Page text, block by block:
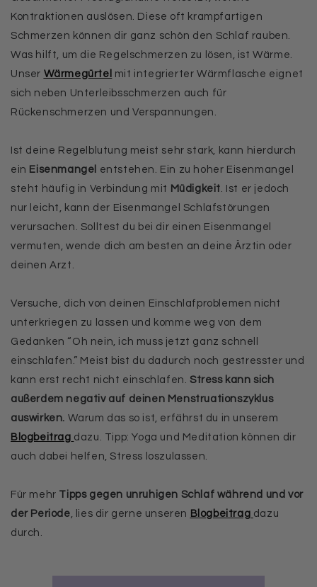
Kontraktionen auslösen. Diese oft krampfartigen
Schmerzen können dir ganz schön den Schlaf rauben.
Was hilft, um die Regelschmerzen zu lösen, ist Wärme.
Unser Wärmegürtel mit integrierter Wärmflasche eignet
sich neben Unterleibsschmerzen auch für
Rückenschmerzen und Verspannungen.
Ist deine Regelblutung meist sehr stark, kann hierdurch
ein Eisenmangel entstehen. Ein zu hoher Eisenmangel
steht häufig in Verbindung mit Müdigkeit. Ist er jedoch
nur leicht, kann der Eisenmangel Schlafstörungen
verursachen. Solltest du bei dir einen Eisenmangel
vermuten, wende dich am besten an deine Ärztin oder
deinen Arzt.
Versuche, dich von deinen Einschlafproblemen nicht
unterkriegen zu lassen und komme weg von dem
Gedanken “Oh nein, ich muss jetzt ganz schnell
einschlafen.” Meist bist du dadurch noch gestresster und
kann erst recht nicht einschlafen.Stress kann sich
außerdem negativ auf deinen Menstruationszyklus
auswirken. Warum das so ist, erfährst du in unserem
Blogbeitrag dazu. Tipp: Yoga und Meditation können dir
auch dabei helfen, Stress loszulassen.
Für mehr Tipps gegen unruhigen Schlaf während und vor
der Periode, lies dir gerne unseren Blogbeitrag dazu
durch.